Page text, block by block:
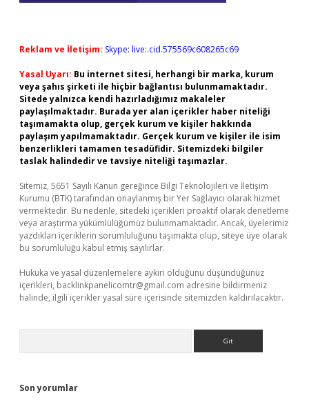
Reklam ve İletişim: Skype: live:.cid.575569c608265c69
Yasal Uyarı: Bu internet sitesi, herhangi bir marka, kurum
veya şahıs şirketi ile hiçbir bağlantısı bulunmamaktadır.
Sitede yalnızca kendi hazırladığımız makaleler
paylaşılmaktadır. Burada yer alan içerikler haber niteliği
taşımamakta olup, gerçek kurum ve kişiler hakkında
paylaşım yapılmamaktadır. Gerçek kurum ve kişiler ile isim
benzerlikleri tamamen tesadüfidir. Sitemizdeki bilgiler
taslak halindedir ve tavsiye niteliği taşımazlar.
Sitemiz, 5651 Sayılı Kanun gereğince Bilgi Teknolojileri ve İletişim
Kurumu (BTK) tarafından onaylanmış bir Yer Sağlayıcı olarak hizmet
vermektedir. Bu nedenle, sitedeki içerikleri proaktif olarak denetleme
veya araştırma yükümlülüğümüz bulunmamaktadır. Ancak, üyelerimiz
yazdıkları içeriklerin sorumluluğunu taşımakta olup, siteye üye olarak
bu sorumluluğu kabul etmiş sayılırlar.
Hukuka ve yasal düzenlemelere aykırı olduğunu düşündüğünüz
içerikleri, backlinkpanelicomtr@gmail.com adresine bildirmeniz
halinde, ilgili içerikler yasal süre içerisinde sitemizden kaldırılacaktır.
Son yorumlar